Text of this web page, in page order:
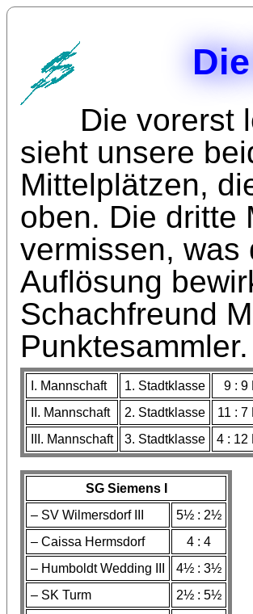
Die vorerst
sieht unsere
Mittelplätzen,
oben. Die dritte
vermissen, was
Auflösung
Schachfreund
Punktesammler.
I. Mannschaft 1. Stadtklasse 9 : 9
II. Mannschaft
2. Stadtklasse 11 : 7
III. Mannschaft
3. Stadtklasse 4 : 12
SG Siemens I
– SV Wilmersdorf III
5½ : 2½
– Caissa Hermsdorf
4 : 4
– Humboldt Wedding III
4½ : 3½
– SK Turm
2½ : 5½